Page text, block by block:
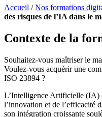
Accueil /Nos formations
des risques de l’IA dans le
Contexte de la
Souhaitez-vous maîtriser le
Voulez-vous acquérir une
ISO 23894 ?
L’Intelligence Artificielle (IA)
l’innovation et de l’efficacité
son intégration croissante